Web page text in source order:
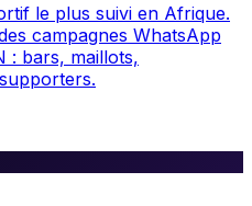
le plus suivi en Afrique.
campagnes WhatsApp
: bars, maillots,